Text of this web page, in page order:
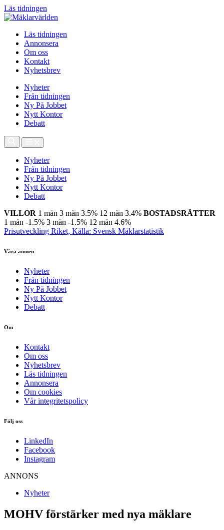
Läs tidningen
Läs tidningen
Annonsera
Om oss
Kontakt
Nyhetsbrev
Nyheter
Från tidningen
Ny På Jobbet
Nytt Kontor
Debatt
Nyheter
Från tidningen
Ny På Jobbet
Nytt Kontor
Debatt
VILLOR 1 mån 3 mån 3.5% 12 mån 3.4% BOSTADSRÄTTER
1 mån -1.5% 3 mån -1.5% 12 mån 4.6%
Prisutveckling Riket, Källa: Svensk Mäklarstatistik
Våra ämnen
Nyheter
Från tidningen
Ny På Jobbet
Nytt Kontor
Debatt
Om
Kontakt
Om oss
Nyhetsbrev
Läs tidningen
Annonsera
Om cookies
Vår integritetspolicy
Följ oss
LinkedIn
Facebook
Instagram
ANNONS
Nyheter
MOHV förstärker med nya mäklare